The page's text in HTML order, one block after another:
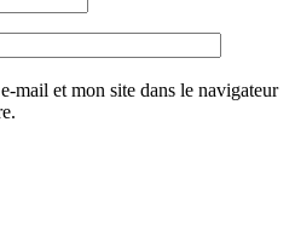
mail et mon site dans le navigateur